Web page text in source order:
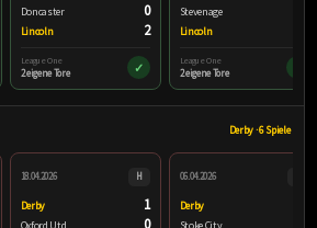
Doncaster 0
Lincoln 2
League One
2 eigene Tore ✓
Stevenage
Lincoln
League One
2 eigene Tore
Derby · 6 Spiele
18.04.2026 H
Derby 1
Oxford Utd 0
06.04.2026
Derby
Stoke City